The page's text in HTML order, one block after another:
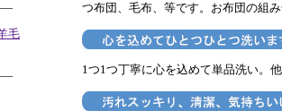
毛
つ布団、毛布、等です。お布団の組
1つ1つ丁寧に心を込めて単品洗い。